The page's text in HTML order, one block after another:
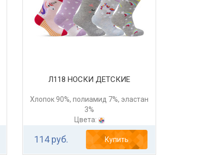
Л118 НОСКИ ДЕТСКИЕ
Хлопок 90%, полиамид 7%, эластан
3%
Цвета:
114 руб. Купить